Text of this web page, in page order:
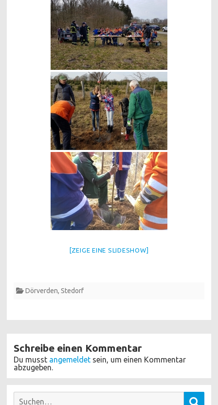
[ZEIGE EINE SLIDESHOW]
Dörverden, Stedorf
Schreibe einen Kommentar
Du musst angemeldet sein, um einen Kommentar
abzugeben.
Suchen